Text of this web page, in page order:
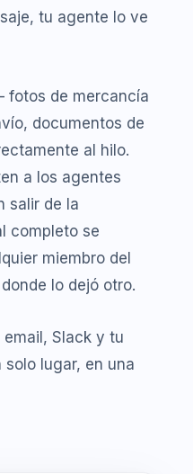
tu agente lo ve
fotos de mercancía
documentos de
al hilo.
a los agentes
salir de la
completo se
miembro del
lo dejó otro.
Slack y tu
solo lugar, en una